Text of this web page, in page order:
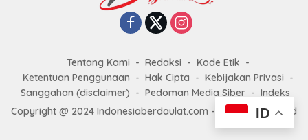
Tentang Kami Redaksi
Kode Etik
Ketentuan Penggunaan
Hak Cipta
Kebijakan Privasi
Sanggahan (disclaimer)
Pedoman Media Siber
Indeks
Copyright @ 2024 Indonesiaberdaulat.com - All right reserved
ID